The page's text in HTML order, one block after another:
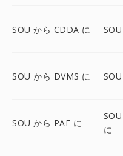
SOU から CDDA に
SOU から DVMS に
SOU から PAF に
に